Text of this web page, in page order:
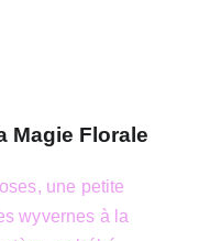
Magie Florale
une petite
wyvernes à la